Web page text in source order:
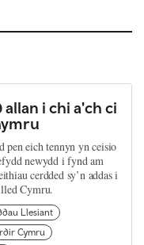
i chi a'ch ci
pen eich tennyn yn ceisio
newydd i fynd am
cerdded sy’n addas i
Cymru.
Llesiant
Cymru